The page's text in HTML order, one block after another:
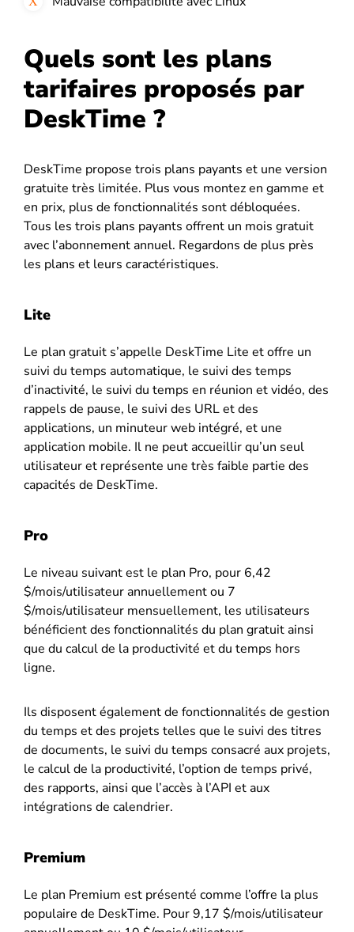
Quels sont les plans
tarifaires proposés par
DeskTime ?
DeskTime propose trois plans payants et une version
gratuite très limitée. Plus vous montez en gamme et
en prix, plus de fonctionnalités sont débloquées.
Tous les trois plans payants offrent un mois gratuit
avec l’abonnement annuel. Regardons de plus près
les plans et leurs caractéristiques.
Lite
Le plan gratuit s’appelle DeskTime Lite et offre un
suivi du temps automatique, le suivi des temps
d’inactivité, le suivi du temps en réunion et vidéo, des
rappels de pause, le suivi des URL et des
applications, un minuteur web intégré, et une
application mobile. Il ne peut accueillir qu’un seul
utilisateur et représente une très faible partie des
capacités de DeskTime.
Pro
Le niveau suivant est le plan Pro, pour 6,42
$/mois/utilisateur annuellement ou 7
$/mois/utilisateur mensuellement, les utilisateurs
bénéficient des fonctionnalités du plan gratuit ainsi
que du calcul de la productivité et du temps hors
ligne.
Ils disposent également de fonctionnalités de gestion
du temps et des projets telles que le suivi des titres
de documents, le suivi du temps consacré aux projets,
le calcul de la productivité, l’option de temps privé,
des rapports, ainsi que l’accès à l’API et aux
intégrations de calendrier.
Premium
Le plan Premium est présenté comme l’offre la plus
populaire de DeskTime. Pour 9,17 $/mois/utilisateur